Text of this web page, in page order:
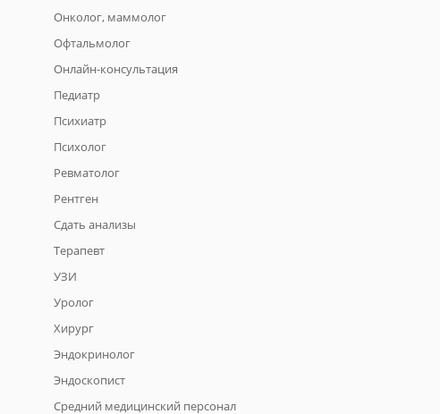
Онколог, маммолог
Офтальмолог
Онлайн-консультация
Педиатр
Психиатр
Психолог
Ревматолог
Рентген
Сдать анализы
Терапевт
УЗИ
Уролог
Хирург
Эндокринолог
Эндоскопист
Средний медицинский персонал